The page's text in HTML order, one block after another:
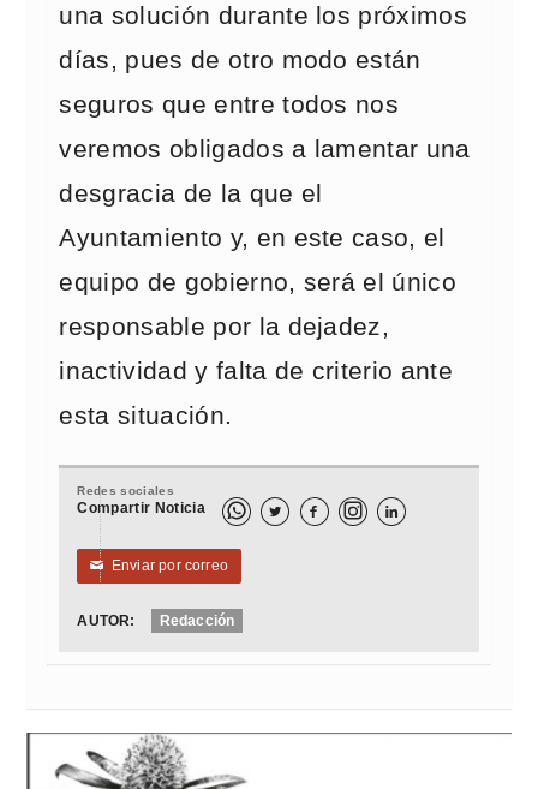
una solución durante los próximos
días, pues de otro modo están
seguros que entre todos nos
veremos obligados a lamentar una
desgracia de la que el
Ayuntamiento y, en este caso, el
equipo de gobierno, será el único
responsable por la dejadez,
inactividad y falta de criterio ante
esta situación.
Redes sociales
Compartir Noticia   
✉ Enviar por correo
AUTOR: Redacción